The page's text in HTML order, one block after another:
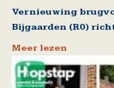
Vernieuwing
Bijgaarden (R0)
Meer lezen